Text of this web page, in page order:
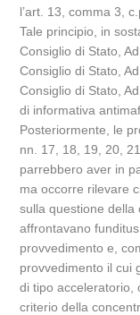
l’art. 13, comma 3,
Tale principio, in
Consiglio di Stato,
Consiglio di Stato,
Consiglio di Stato,
di informativa
Posteriormente, le
nn. 17, 18, 19, 20,
parrebbero aver in
ma occorre rilevare
sulla questione della
affrontavano
provvedimento e,
provvedimento il cui
di tipo acceleratorio,
criterio della